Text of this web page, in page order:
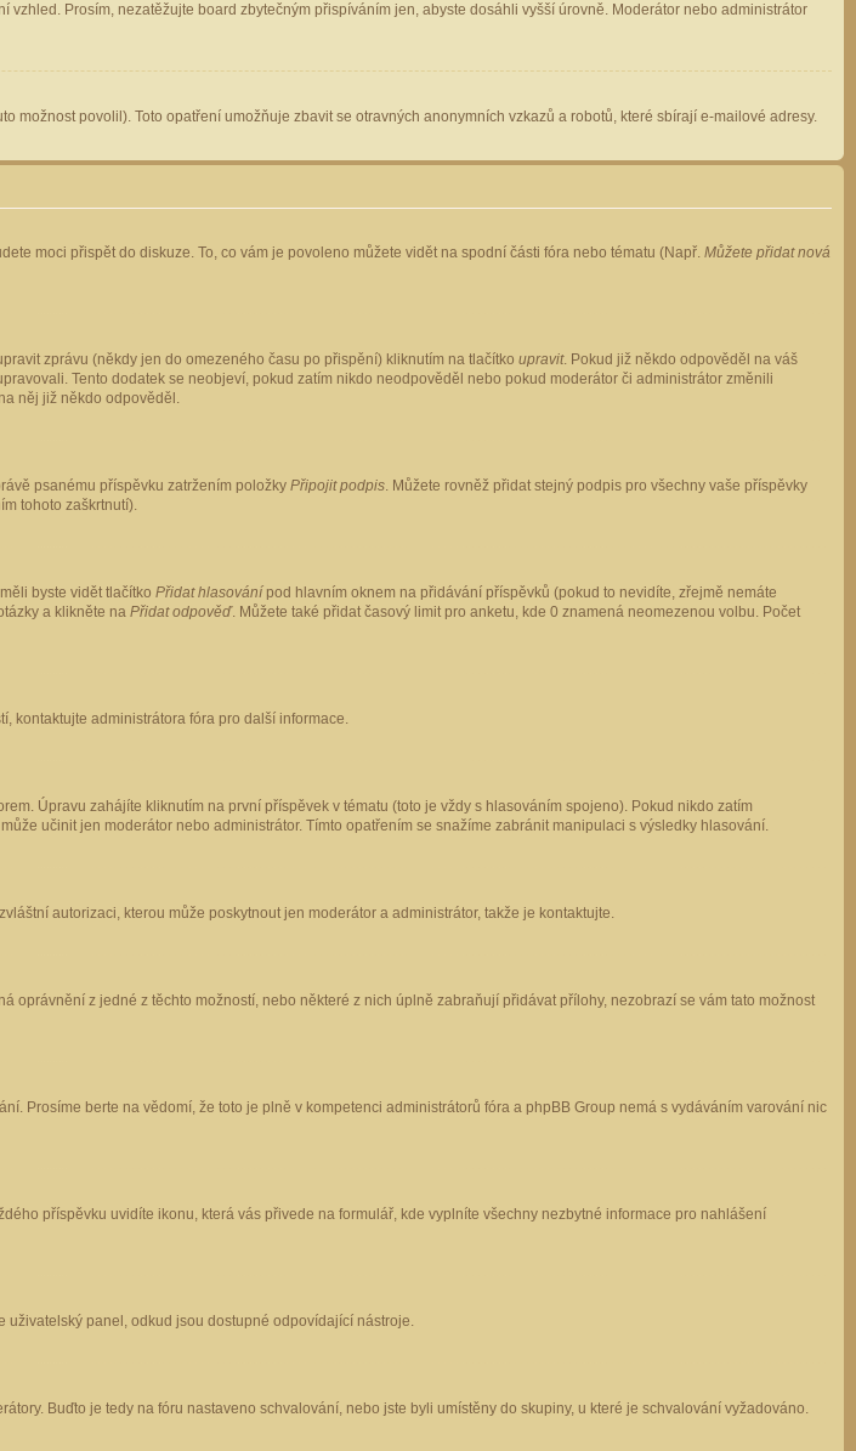
Prosím, nezatěžujte board zbytečným přispíváním jen, abyste dosáhli vyšší úrovně. Moderátor nebo administrátor
povolil). Toto opatření umožňuje zbavit se otravných anonymních vzkazů a robotů, které sbírají e-mailové adresy.
moci přispět do diskuze. To, co vám je povoleno můžete vidět na spodní části fóra nebo tématu (Např. Můžete přidat nová
zprávu (někdy jen do omezeného času po přispění) kliknutím na tlačítko upravit. Pokud již někdo odpověděl na váš
Tento dodatek se neobjeví, pokud zatím nikdo neodpověděl nebo pokud moderátor či administrátor změnili
něj již někdo odpověděl.
psanému příspěvku zatržením položky Připojit podpis. Můžete rovněž přidat stejný podpis pro všechny vaše příspěvky
tohoto zaškrtnutí).
byste vidět tlačítko Přidat hlasování pod hlavním oknem na přidávání příspěvků (pokud to nevidíte, zřejmě nemáte
a klikněte na Přidat odpověď. Můžete také přidat časový limit pro anketu, kde 0 znamená neomezenou volbu. Počet
kontaktujte administrátora fóra pro další informace.
Úpravu zahájíte kliknutím na první příspěvek v tématu (toto je vždy s hlasováním spojeno). Pokud nikdo zatím
učinit jen moderátor nebo administrátor. Tímto opatřením se snažíme zabránit manipulaci s výsledky hlasování.
autorizaci, kterou může poskytnout jen moderátor a administrátor, takže je kontaktujte.
z jedné z těchto možností, nebo některé z nich úplně zabraňují přidávat přílohy, nezobrazí se vám tato možnost
Prosíme berte na vědomí, že toto je plně v kompetenci administrátorů fóra a phpBB Group nemá s vydáváním varování nic
příspěvku uvidíte ikonu, která vás přivede na formulář, kde vyplníte všechny nezbytné informace pro nahlášení
uživatelský panel, odkud jsou dostupné odpovídající nástroje.
Buďto je tedy na fóru nastaveno schvalování, nebo jste byli umístěny do skupiny, u které je schvalování vyžadováno.